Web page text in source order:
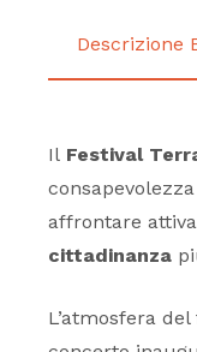
Descrizione
Il Festival
affrontare
cittadinanza
L’atmosfera